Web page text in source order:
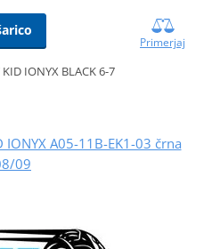
Primerjaj
IONYX BLACK 6-7
IONYX A05-11B-EK1-03 črna
09